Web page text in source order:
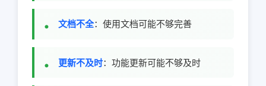
文档不全：使用文档可能不够完善
更新不及时：功能更新可能不够及时